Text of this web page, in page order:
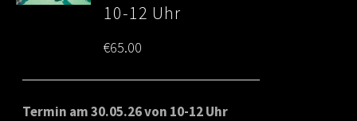
10-12 Uhr
€65.00
Termin am 30.05.26 von 10-12 Uhr